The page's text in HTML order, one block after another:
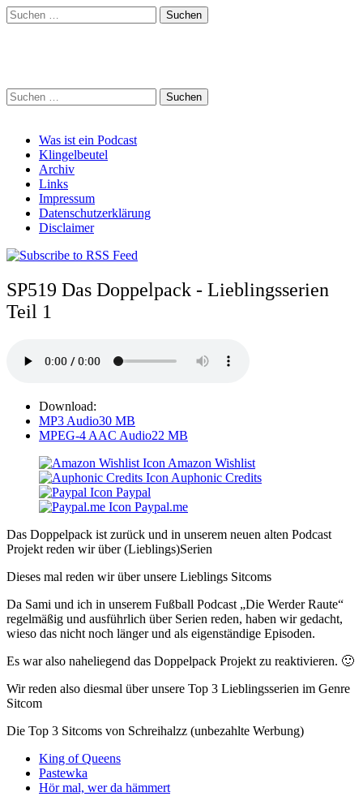
Suchen
nach:
Suchen
nach:
Main
menu
Skip
content
Was ist ein Podcast
Klingelbeutel
Archiv
Links
Impressum
Datenschutzerklärung
Disclaimer
SP519 Das Doppelpack - Lieblingsserien
Teil 1
Download:
MP3 Audio30 MB
MPEG-4 AAC Audio22 MB
Amazon Wishlist
Auphonic Credits
Paypal
Paypal.me
Das Doppelpack ist zurück und in unserem neuen alten Podcast
Projekt reden wir über (Lieblings)Serien
Dieses mal reden wir über unsere Lieblings Sitcoms
Da Sami und ich in unserem Fußball Podcast „Die Werder Raute“
regelmäßig und ausführlich über Serien reden, haben wir gedacht,
wieso das nicht noch länger und als eigenständige Episoden.
Es war also naheliegend das Doppelpack Projekt zu reaktivieren. 🙂
Wir reden also diesmal über unsere Top 3 Lieblingsserien im Genre
Sitcom
Die Top 3 Sitcoms von Schreihalzz (unbezahlte Werbung)
King of Queens
Pastewka
Hör mal, wer da hämmert